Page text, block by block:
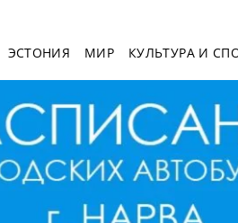
ЭСТОНИЯ МИР КУЛЬТУРА И